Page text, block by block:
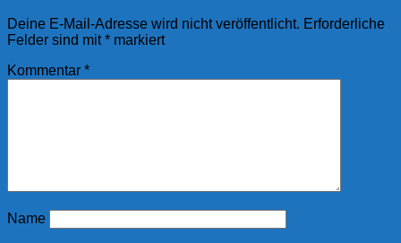
Deine E-Mail-Adresse wird nicht veröffentlicht. Erforderliche
Felder sind mit* markiert
Kommentar *
Name